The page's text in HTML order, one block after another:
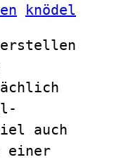
knödel
auch
einer